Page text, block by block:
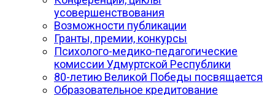
усовершенствования
Возможности публикации
Гранты, премии, конкурсы
Психолого-медико-педагогические
комиссии Удмуртской Республики
80-летию Великой Победы посвящается
Образовательное кредитование